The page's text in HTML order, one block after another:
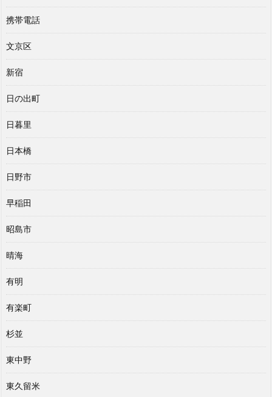
携帯電話
文京区
新宿
日の出町
日暮里
日本橋
日野市
早稲田
昭島市
晴海
有明
有楽町
杉並
東中野
東久留米